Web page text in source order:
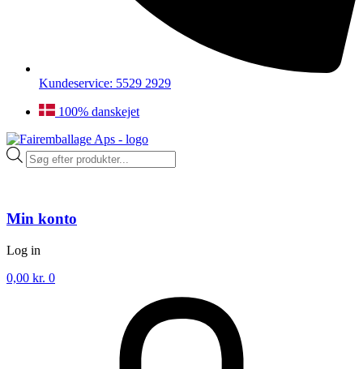
Kundeservice: 5529 2929
100% danskejet
Products
search
Min konto
Log in
0,00 kr. 0